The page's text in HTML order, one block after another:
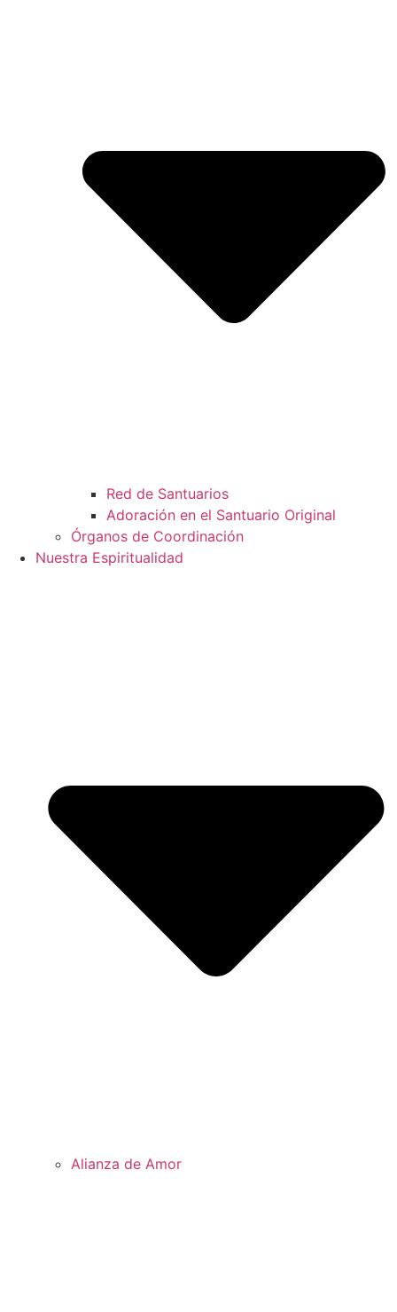
Red de Santuarios
Adoración en el Santuario Original
Órganos de Coordinación
Nuestra Espiritualidad
Alianza de Amor